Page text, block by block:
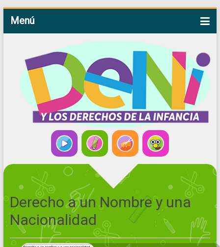
Menú
Derecho a un Nombre y una
Nacionalidad